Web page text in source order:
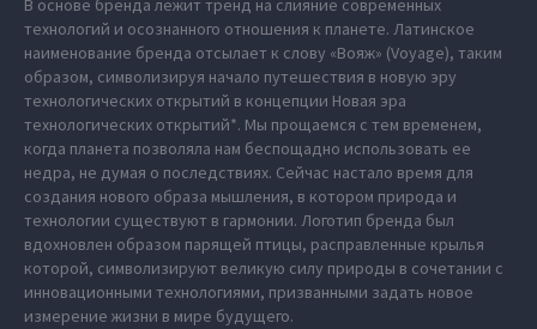
В основе бренда лежит тренд на слияние современных
технологий и осознанного отношения к планете. Латинское
наименование бренда отсылает к слову «Вояж» (Voyage), таким
образом, символизируя начало путешествия в новую эру
технологических открытий в концепции Новая эра
технологических открытий*. Мы прощаемся с тем временем,
когда планета позволяла нам беспощадно использовать ее
недра, не думая о последствиях. Сейчас настало время для
создания нового образа мышления, в котором природа и
технологии существуют в гармонии. Логотип бренда был
вдохновлен образом парящей птицы, расправленные крылья
которой, символизируют великую силу природы в сочетании с
инновационными технологиями, призванными задать новое
измерение жизни в мире будущего.